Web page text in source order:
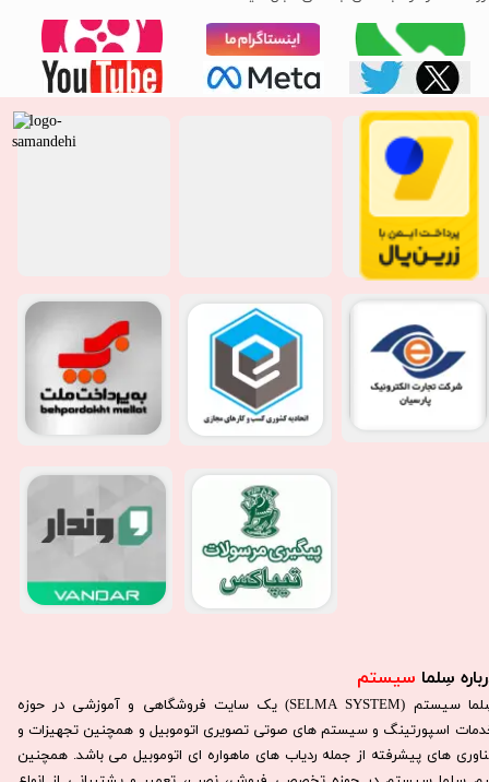
سِلما سیستم​​​​​​​
سِلما سيستم (SELMA SYSTEM) یک سایت فروشگاهی و آموزشی در حوزه
اسپورتینگ و سیستم های صوتی تصویری اتوموبیل و همچنین تجهیزات و
های پیشرفته از جمله ردیاب های ماهواره ای اتوموبیل می باشد. همچنين